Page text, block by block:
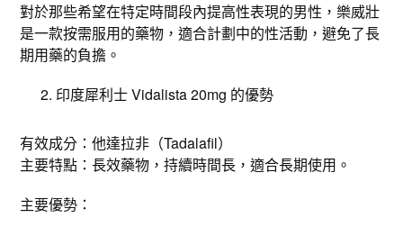
對於那些希望在特定時間段內提高性表現的男性，樂威壯
是一款按需服用的藥物，適合計劃中的性活動，避免了長
期用藥的負擔。
印度犀利士 Vidalista 20mg 的優勢
有效成分：他達拉非（Tadalafil）
主要特點：長效藥物，持續時間長，適合長期使用。
主要優勢：